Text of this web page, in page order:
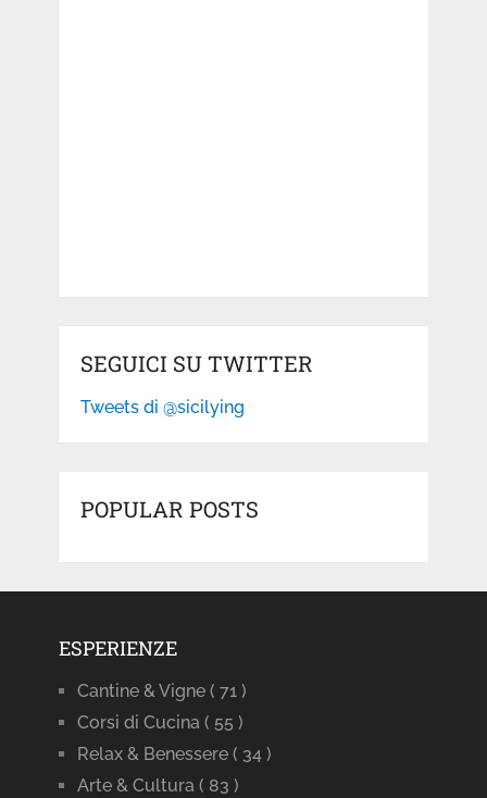
SEGUICI SU TWITTER
Tweets di @sicilying
POPULAR POSTS
ESPERIENZE
Cantine & Vigne ( 71 )
Corsi di Cucina ( 55 )
Relax & Benessere ( 34 )
Arte & Cultura ( 83 )